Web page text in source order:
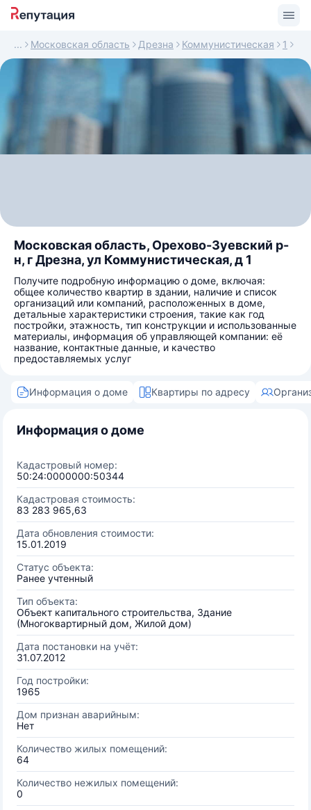
Московская область Дрезна Коммунистическая 1
Московская область, Орехово-Зуевский р-
н, г Дрезна, ул Коммунистическая, д 1
Получите подробную информацию о доме, включая:
общее количество квартир в здании, наличие и список
организаций или компаний, расположенных в доме,
детальные характеристики строения, такие как год
постройки, этажность, тип конструкции и использованные
материалы, информация об управляющей компании: её
название, контактные данные, и качество
предоставляемых услуг
Информация о доме Квартиры по адресу
Информация о доме
Кадастровый номер:
50:24:0000000:50344
Кадастровая стоимость:
83 283 965,63
Дата обновления стоимости:
15.01.2019
Статус объекта:
Ранее учтенный
Тип объекта:
Объект капитального строительства, Здание
(Многоквартирный дом, Жилой дом)
Дата постановки на учёт:
31.07.2012
Год постройки:
1965
Дом признан аварийным:
Нет
Количество жилых помещений:
64
Количество нежилых помещений:
0